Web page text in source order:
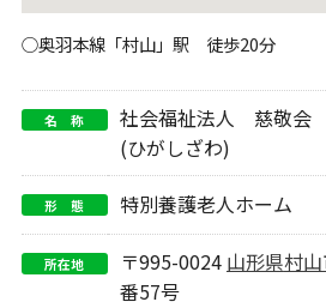
○奥羽本線「村山」駅 徒歩20分
名 称
社会福祉法人 慈敬会
(ひがしざわ)
形 態 特別養護老人ホーム
所在地 〒995-0024 山形県村
番57号